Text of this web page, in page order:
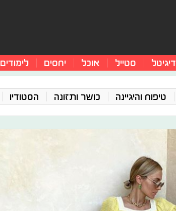
דיגיטל סטייל אוכל יחסים לימודים
טיפוח והיגיינה כושר ותזונה הסטודיו